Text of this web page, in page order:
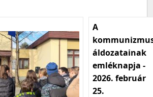
A
áldozatainak
emléknapja -
2026. február
25.